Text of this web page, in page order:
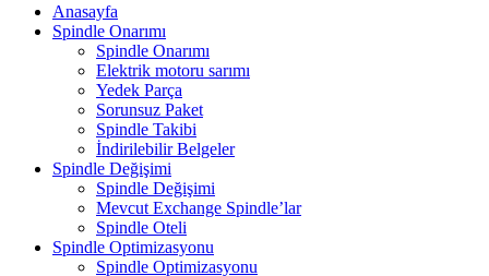
Anasayfa
Spindle Onarımı
Spindle Onarımı
Elektrik motoru sarımı
Yedek Parça
Sorunsuz Paket
Spindle Takibi
İndirilebilir Belgeler
Spindle Değişimi
Spindle Değişimi
Mevcut Exchange Spindle’lar
Spindle Oteli
Spindle Optimizasyonu
Spindle Optimizasyonu